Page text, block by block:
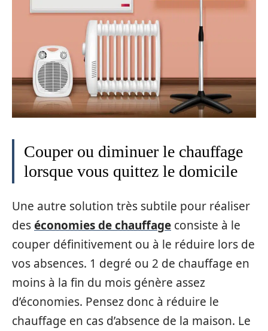
Couper ou diminuer le chauffage
lorsque vous quittez le domicile
Une autre solution très subtile pour réaliser
deséconomies de chauffage consiste à le
couper définitivement ou à le réduire lors de
vos absences. 1 degré ou 2 de chauffage en
moins à la fin du mois génère assez
d’économies. Pensez donc à réduire le
chauffage en cas d’absence de la maison. Le